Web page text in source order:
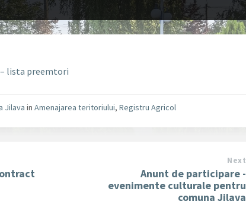
lista preemtori
Jilava inAmenajarea teritoriului,Registru Agricol
Next
Anunt de participare -
evenimente culturale pentru
comuna Jilava